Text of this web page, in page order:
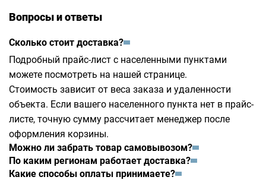
Вопросы и ответы
Сколько стоит доставка?
Подробный прайс-лист с населенными пунктами
можете посмотреть на нашей странице.
Стоимость зависит от веса заказа и удаленности
объекта. Если вашего населенного пункта нет в прайс-
листе, точную сумму рассчитает менеджер после
оформления корзины.
Можно ли забрать товар самовывозом?
По каким регионам работает доставка?
Какие способы оплаты принимаете?